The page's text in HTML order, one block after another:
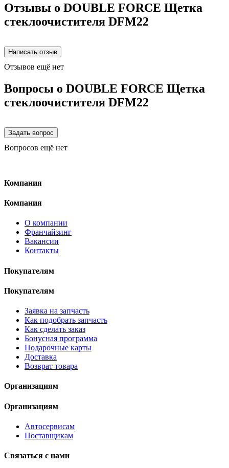
Отзывы о DOUBLE FORCE Щетка
стеклоочистителя DFM22
Отзывов ещё нет
Вопросы о DOUBLE FORCE Щетка
стеклоочистителя DFM22
Вопросов ещё нет
Компания
Компания
О компании
Франчайзинг
Вакансии
Контакты
Покупателям
Покупателям
Заявка на запчасть
Как подобрать запчасть
Как сделать заказ
Бонусная программа
Подарочные карты
Доставка
Возврат товара
Организациям
Организациям
Автосервисам
Поставщикам
Связаться с нами